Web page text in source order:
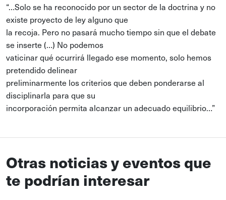
“…Solo se ha reconocido por un sector de la doctrina y no
existe proyecto de ley alguno que
la recoja. Pero no pasará mucho tiempo sin que el debate
se inserte (…) No podemos
vaticinar qué ocurrirá llegado ese momento, solo hemos
pretendido delinear
preliminarmente los criterios que deben ponderarse al
disciplinarla para que su
incorporación permita alcanzar un adecuado equilibrio…”
Otras noticias y eventos que
te podrían interesar